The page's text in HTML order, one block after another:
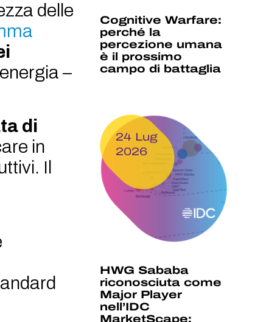
delle
–
di
in
Il
Cognitive Warfare:
perché la
percezione umana
è il prossimo
campo di battaglia
24 Lug
2026
HWG Sababa
riconosciuta come
Major Player
nell’IDC
MarketScape: